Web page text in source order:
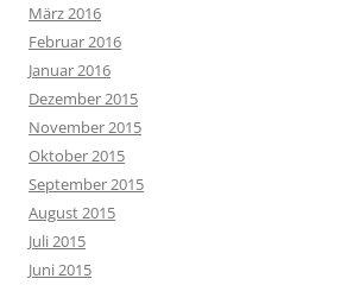
März 2016
Februar 2016
Januar 2016
Dezember 2015
November 2015
Oktober 2015
September 2015
August 2015
Juli 2015
Juni 2015